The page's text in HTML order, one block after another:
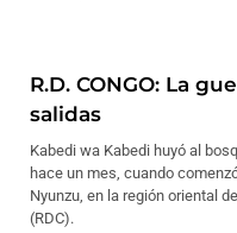
R.D. CONGO: La
salidas
Kabedi wa Kabedi huyó al
hace un mes, cuando
Nyunzu, en la región oriental
(RDC).